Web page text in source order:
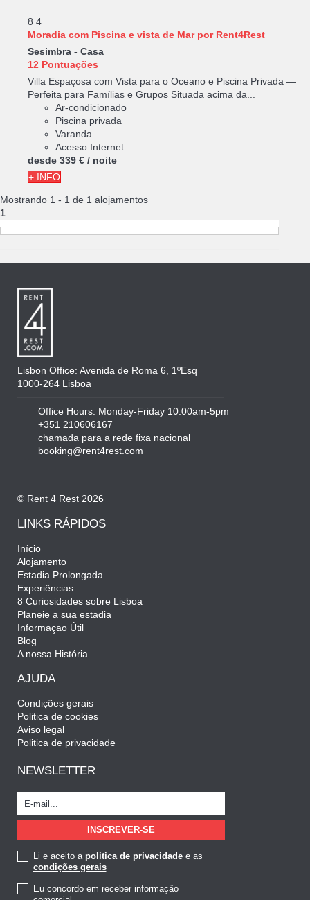
8 4
Moradia com Piscina e vista de Mar por Rent4Rest
Sesimbra - Casa
12 Pontuações
Villa Espaçosa com Vista para o Oceano e Piscina Privada —
Perfeita para Famílias e Grupos Situada acima da...
Ar-condicionado
Piscina privada
Varanda
Acesso Internet
desde 339 € / noite
+ INFO
Mostrando 1 - 1 de 1 alojamentos
1
Lisbon Office: Avenida de Roma 6, 1ºEsq
1000-264 Lisboa
Office Hours: Monday-Friday 10:00am-5pm
+351 210606167
chamada para a rede fixa nacional
booking@rent4rest.com
© Rent 4 Rest 2026
LINKS RÁPIDOS
Início
Alojamento
Estadia Prolongada
Experiências
8 Curiosidades sobre Lisboa
Planeie a sua estadia
Informaçao Útil
Blog
A nossa História
AJUDA
Condições gerais
Politica de cookies
Aviso legal
Politica de privacidade
NEWSLETTER
Li e aceito a politica de privacidadee as
condições gerais
Eu concordo em receber informação